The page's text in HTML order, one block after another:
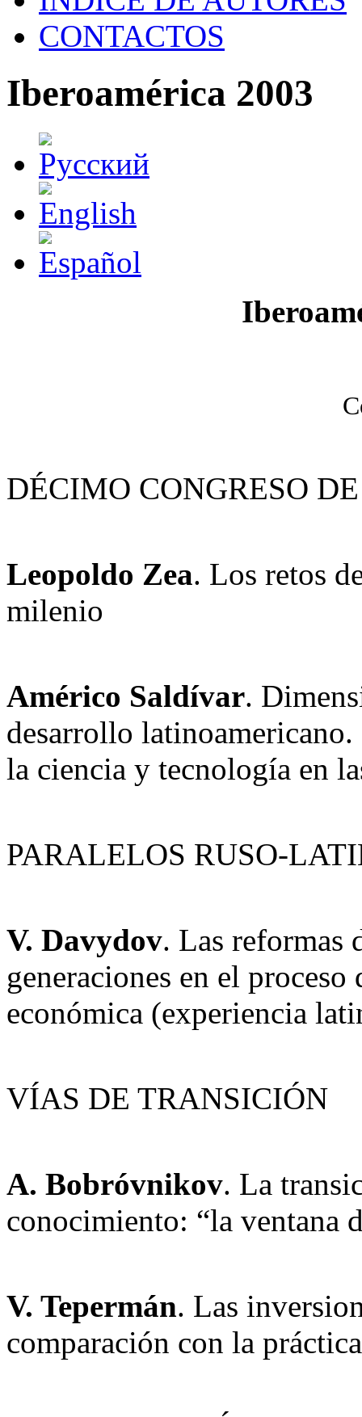
CONTACTOS
Iberoamérica 2003
DÉCIMO CONGRESO
Leopoldo Zea. Los retos
milenio
Américo Saldívar.
desarrollo
la ciencia y tecnología en
PARALELOS RUSO-
V. Davydov. Las reformas
generaciones en el
económica (experiencia
VÍAS DE TRANSICIÓN
A. Bobróvnikov. La
conocimiento: “la ventana
V. Tepermán. Las
comparación con la